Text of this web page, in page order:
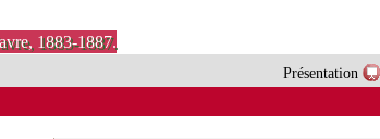
1883-1887.
Présentation